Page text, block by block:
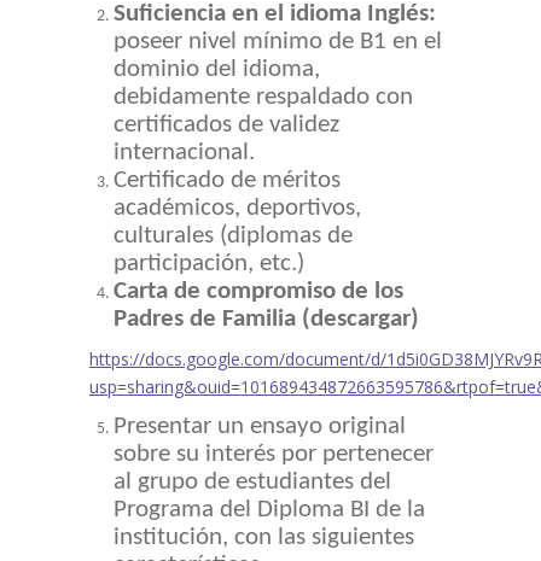
Suficiencia en el idioma Inglés:
poseer nivel mínimo de B1 en el
dominio del idioma,
debidamente respaldado con
certificados de validez
internacional.
Certificado de méritos
académicos, deportivos,
culturales (diplomas de
participación, etc.)
Carta de compromiso de los
Padres de Familia (descargar)
https://docs.google.com/document/d/
Presentar un ensayo original
sobre su interés por pertenecer
al grupo de estudiantes del
Programa del Diploma BI de la
institución, con las siguientes